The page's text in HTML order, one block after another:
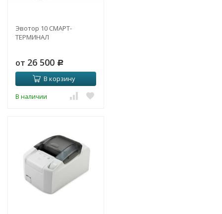
Эвотор 10 СМАРТ-
ТЕРМИНАЛ
от 26 500 Р
В корзину
В наличии